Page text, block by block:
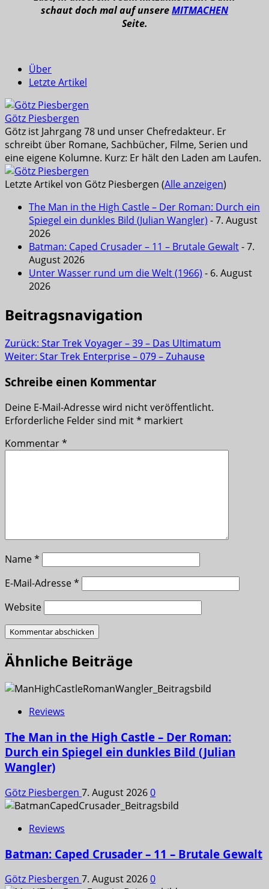
schaut doch mal auf unsereMITMACHEN
Seite.
Über
Letzte Artikel
Götz Piesbergen
Götz ist Jahrgang 78 und unser Chefredakteur. Er
schreibt über Romane, Sachbücher, Filme, Serien und
eine eigene Kolumne. Kurz: Er hält den Laden am Laufen.
Letzte Artikel von Götz Piesbergen (Alle anzeigen)
The Man in the High Castle – Der Roman: Durch ein
Spiegel ein dunkles Bild (Julian Wangler) - 7. August
2026
Batman: Caped Crusader – 11 – Brutale Gewalt- 7.
August 2026
Unter Wasser rund um die Welt (1966) - 6. August
2026
Beitragsnavigation
Zurück: Star Trek Voyager – 39 – Das Ultimatum
Weiter: Star Trek Enterprise – 079 – Zuhause
Schreibe einen Kommentar
Deine E-Mail-Adresse wird nicht veröffentlicht.
Erforderliche Felder sind mit* markiert
Kommentar*
Name*
E-Mail-Adresse*
Website
Ähnliche Beiträge
Reviews
The Man in the High Castle – Der Roman:
Durch ein Spiegel ein dunkles Bild (Julian
Wangler)
Götz Piesbergen 7. August 20260
Reviews
Batman: Caped Crusader – 11 – Brutale Gewalt
Götz Piesbergen 7. August 20260